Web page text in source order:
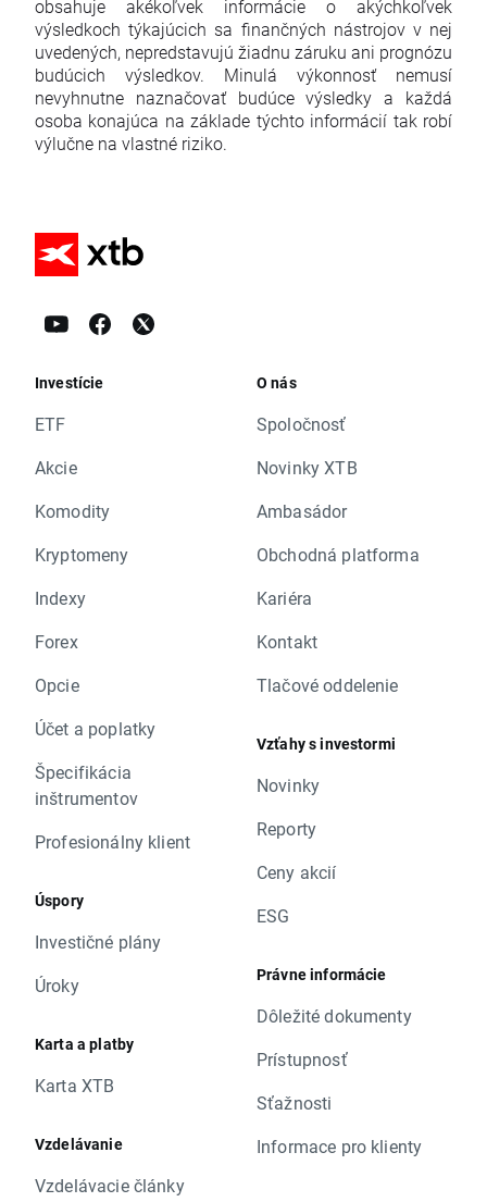
obsahuje akékoľvek informácie o akýchkoľvek
výsledkoch týkajúcich sa finančných nástrojov v nej
uvedených, nepredstavujú žiadnu záruku ani prognózu
budúcich výsledkov. Minulá výkonnosť nemusí
nevyhnutne naznačovať budúce výsledky a každá
osoba konajúca na základe týchto informácií tak robí
výlučne na vlastné riziko.
Investície
ETF
Akcie
Komodity
Kryptomeny
Indexy
Forex
Opcie
Účet a poplatky
Špecifikácia
inštrumentov
Profesionálny klient
Úspory
Investičné plány
Úroky
Karta a platby
Karta XTB
Vzdelávanie
Vzdelávacie články
O nás
Spoločnosť
Novinky XTB
Ambasádor
Obchodná platforma
Kariéra
Kontakt
Tlačové oddelenie
Vzťahy s investormi
Novinky
Reporty
Ceny akcií
ESG
Právne informácie
Dôležité dokumenty
Prístupnosť
Sťažnosti
Informace pro klienty